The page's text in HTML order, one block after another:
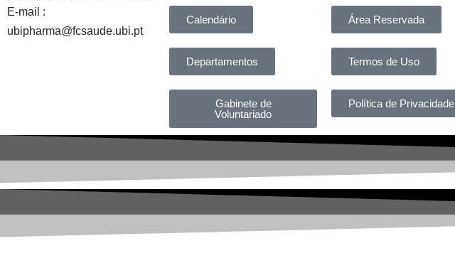
E-mail :
ubipharma@fcsaude.ubi.pt
Calendário
Departamentos
Gabinete de
Voluntariado
Área Reservada
Termos de Uso
Política de Privacidade